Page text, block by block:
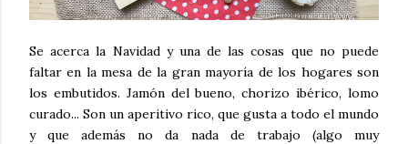
Se acerca la Navidad y una de las cosas que no puede
faltar en la mesa de la gran mayoría de los hogares son
los embutidos. Jamón del bueno, chorizo ibérico, lomo
curado... Son un aperitivo rico, que gusta a todo el mundo
y que además no da nada de trabajo (algo muy